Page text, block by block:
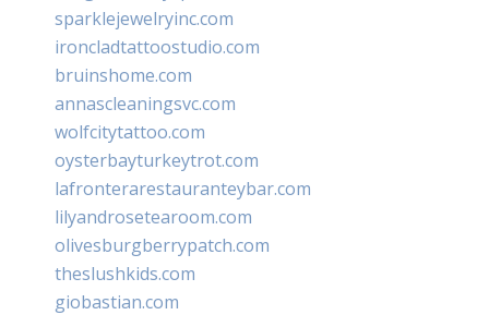
sparklejewelryinc.com
ironcladtattoostudio.com
bruinshome.com
annascleaningsvc.com
wolfcitytattoo.com
oysterbayturkeytrot.com
lafronterarestauranteybar.com
lilyandrosetearoom.com
olivesburgberrypatch.com
theslushkids.com
giobastian.com